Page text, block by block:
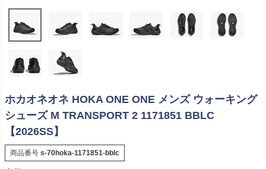
ホカオネオネ HOKA ONE ONE メンズ ウォーキング
シューズ M TRANSPORT 2 1171851 BBLC
【2026SS】
商品番号 s-70hoka-1171851-bblc